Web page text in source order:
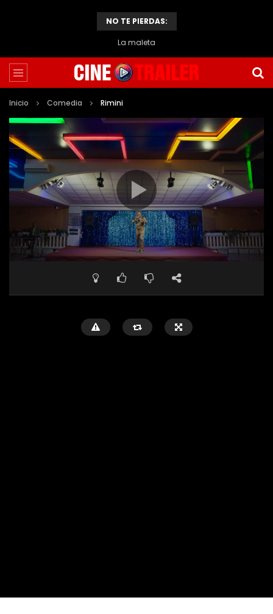
NO TE PIERDAS:
La maleta
Inicio Comedia Rimini